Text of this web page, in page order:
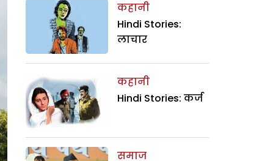
कहानी
Hindi Stories:
लाचार
कहानी
Hindi Stories: कर्ज
समाज